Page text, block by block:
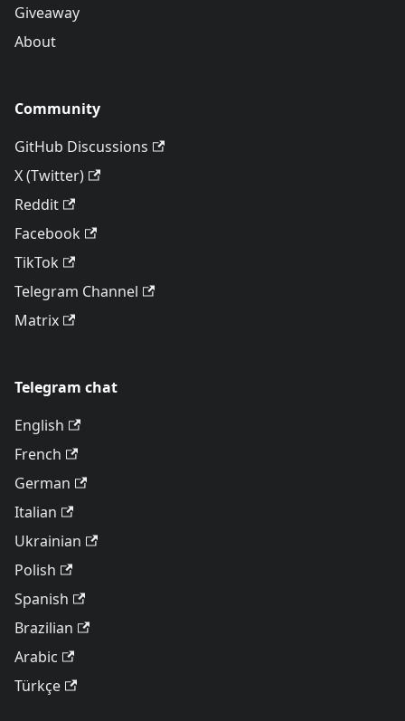
Giveaway
About
Community
GitHub Discussions
X (Twitter)
Reddit
Facebook
TikTok
Telegram Channel
Matrix
Telegram chat
English
French
German
Italian
Ukrainian
Polish
Spanish
Brazilian
Arabic
Türkçe